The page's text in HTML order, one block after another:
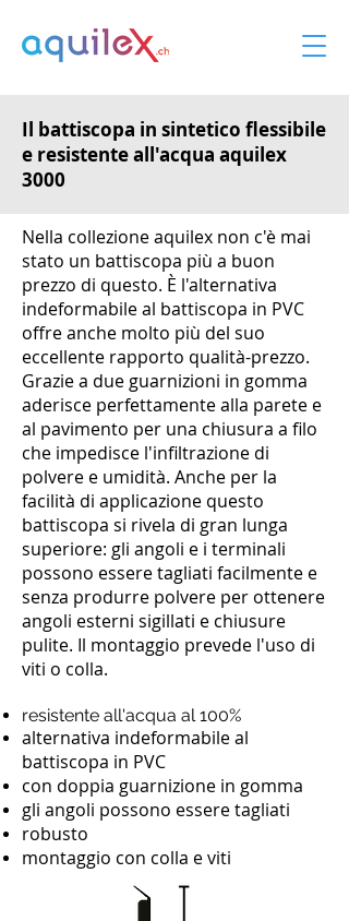
Il battiscopa in sintetico flessibile
e resistente all'acqua aquilex
3000
Nella collezione aquilex non c'è mai
stato un battiscopa più a buon
prezzo di questo. È l'alternativa
indeformabile al battiscopa in PVC
offre anche molto più del suo
eccellente rapporto qualità-prezzo.
Grazie a due guarnizioni in gomma
aderisce perfettamente alla parete e
al pavimento per una chiusura a filo
che impedisce l'infiltrazione di
polvere e umidità. Anche per la
facilità di applicazione questo
battiscopa si rivela di gran lunga
superiore: gli angoli e i terminali
possono essere tagliati facilmente e
senza produrre polvere per ottenere
angoli esterni sigillati e chiusure
pulite. Il montaggio prevede l'uso di
viti o colla.
resistente all'acqua al 100%
alternativa indeformabile al
battiscopa in PVC
con doppia guarnizione in gomma
gli angoli possono essere tagliati
robusto
montaggio con colla e viti